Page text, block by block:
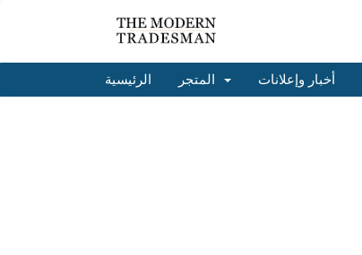
الرئيسية أخبار وإعلانات